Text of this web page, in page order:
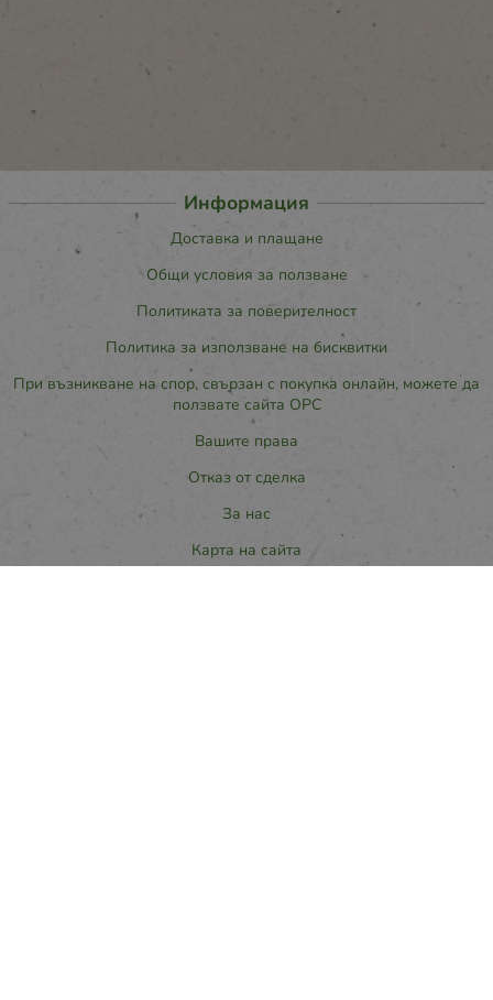
Информация
Доставка и плащане
Общи условия за ползване
Политиката за поверителност
Политика за използване на бисквитки
При възникване на спор, свързан с покупка онлайн, можете да
ползвате сайта ОРС
Вашите права
Отказ от сделка
За нас
Карта на сайта